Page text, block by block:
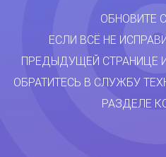
ОБНОВИТЕ
ЕСЛИ ВСЁ НЕ
ПРЕДЫДУЩЕЙ СТРАНИЦЕ
ОБРАТИТЕСЬ В СЛУЖБУ
РАЗДЕЛЕ